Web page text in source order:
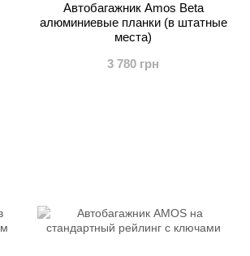
Автобагажник Amos Beta
алюминиевые планки (в штатные
места)
3 780 грн